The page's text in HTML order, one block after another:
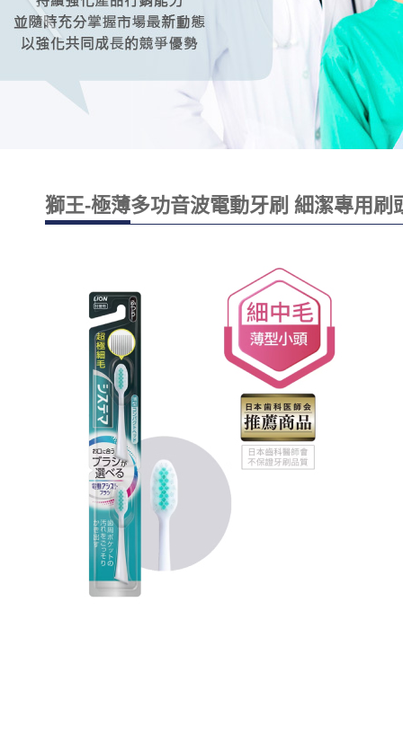
獅王-極薄多功音波電動牙刷 細潔專用刷